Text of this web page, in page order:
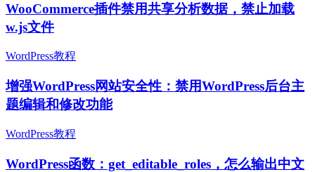
WooCommerce插件禁用共享分析数据，禁止加载
w.js文件
WordPress教程
增强WordPress网站安全性：禁用WordPress后台主
题编辑和修改功能
WordPress教程
WordPress函数：get_editable_roles，怎么输出中文